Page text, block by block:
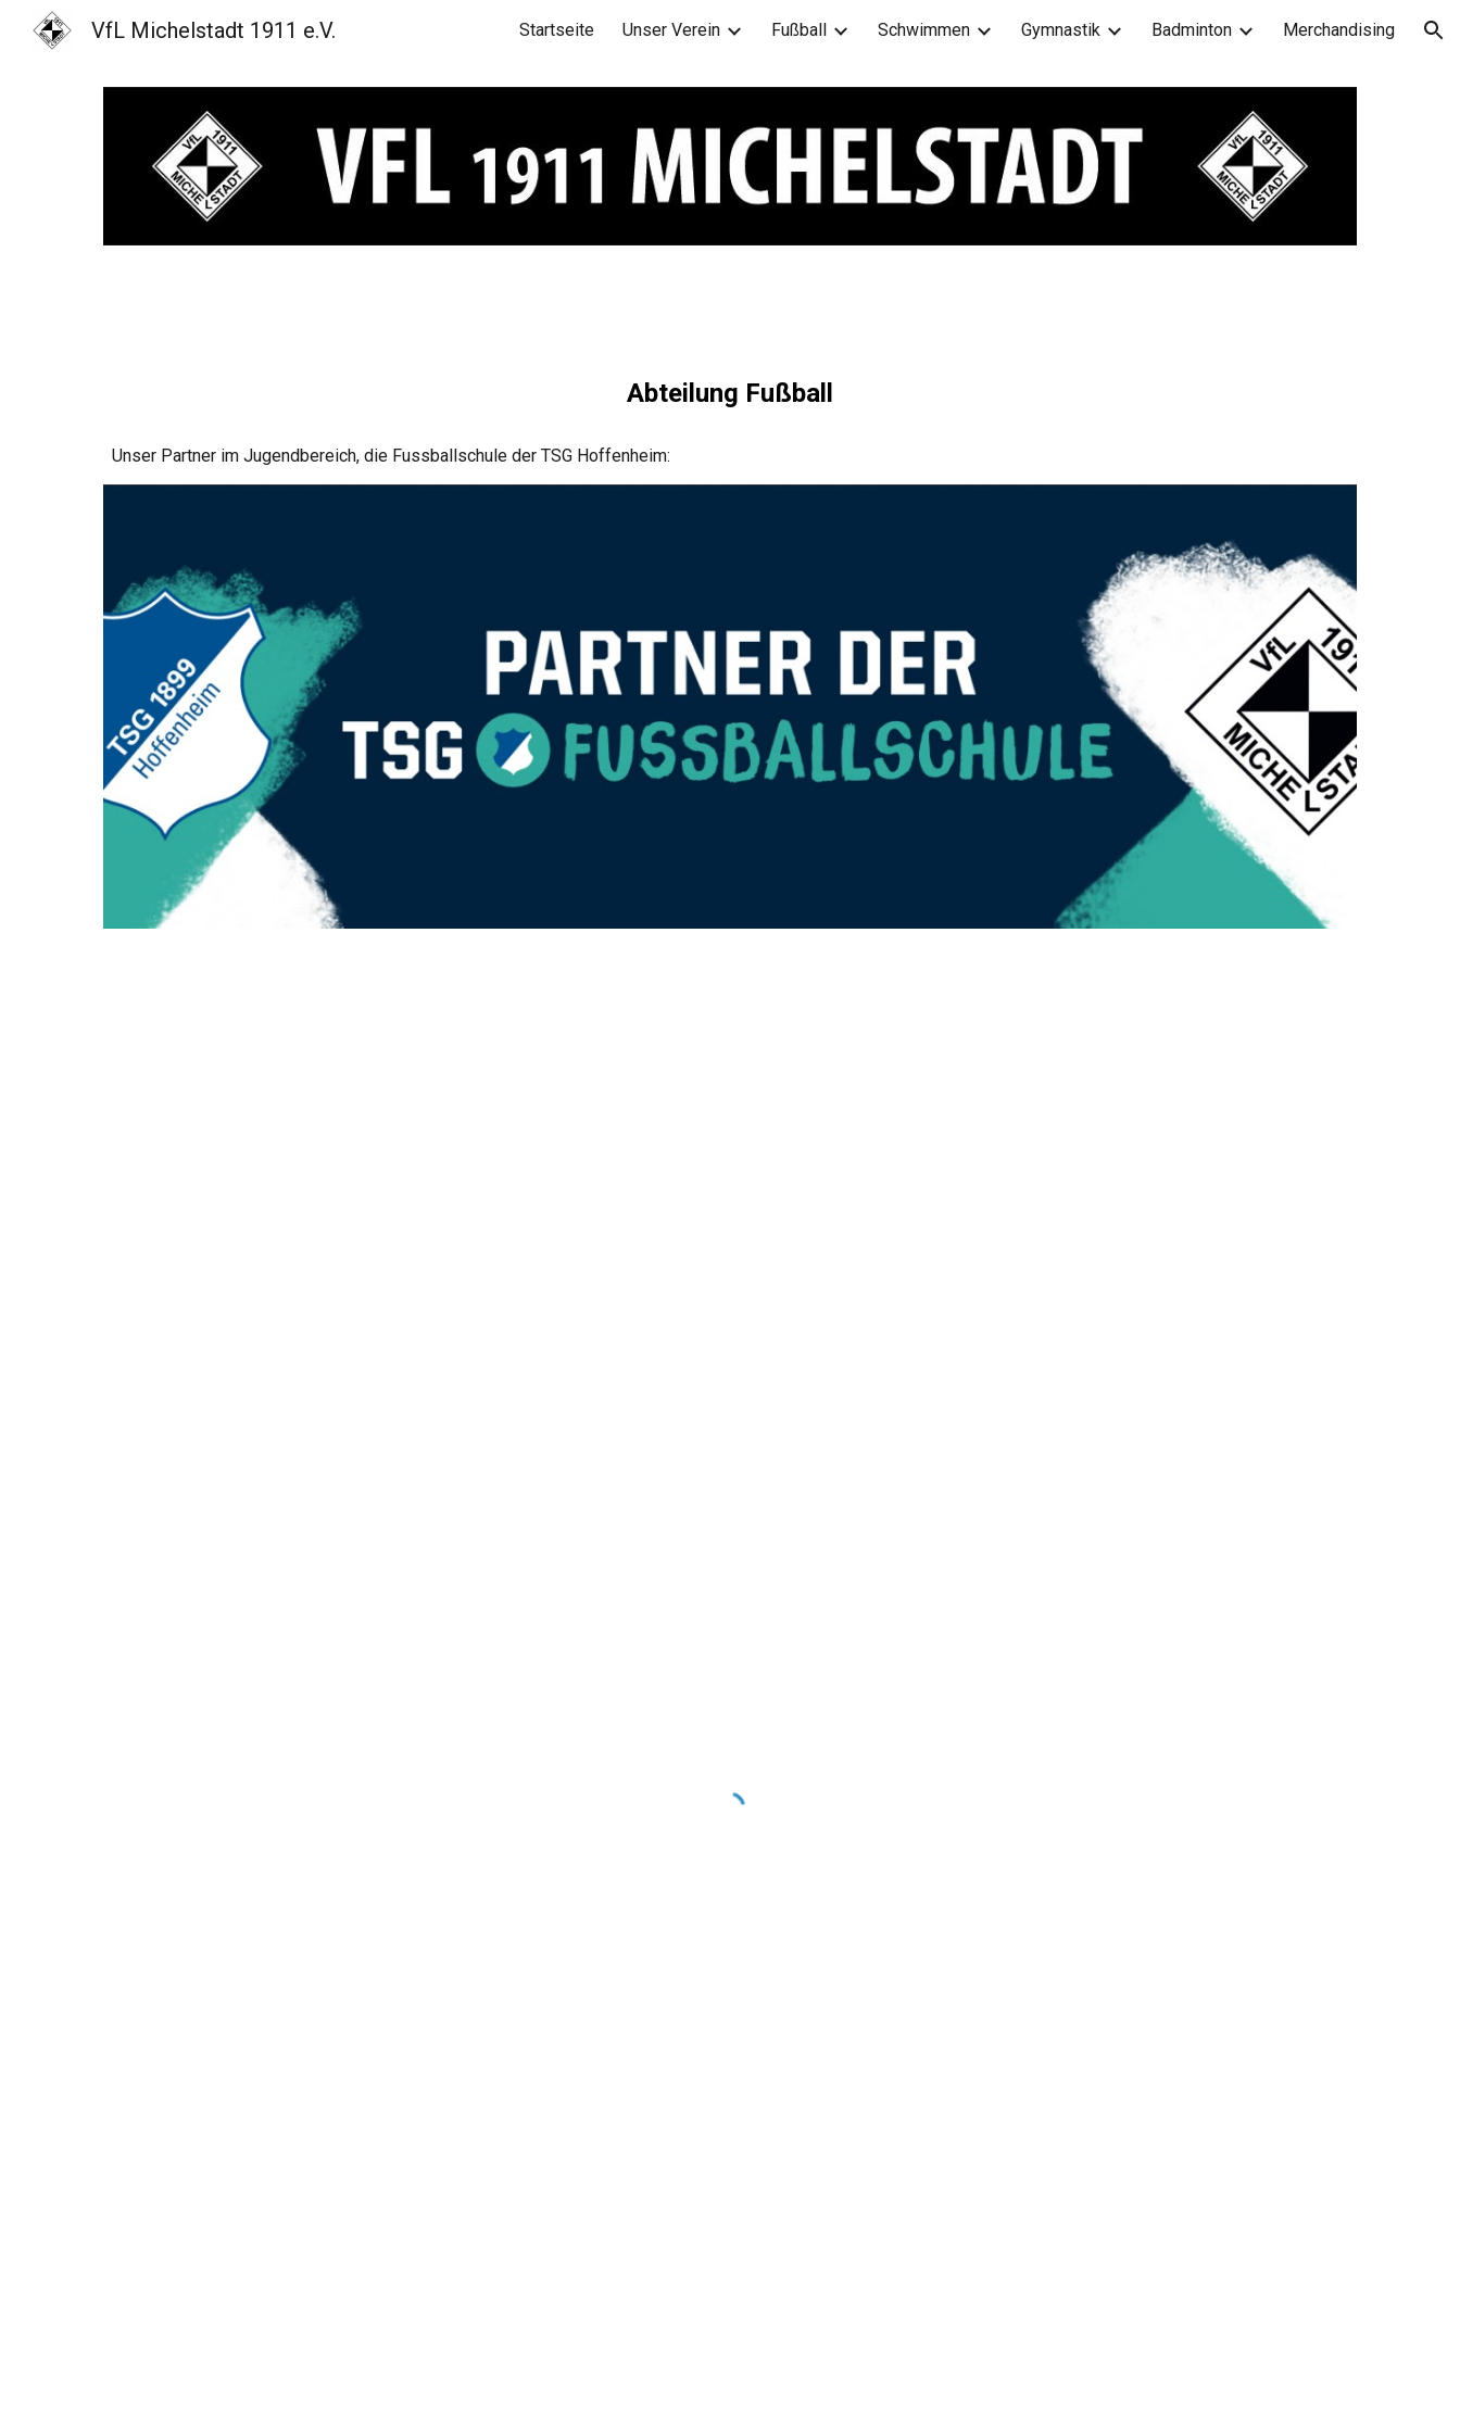
Skip to main content Skip to navigation
VfL Michelstadt 1911 e.V. Startseite Unser Verein Fußball Schwimmen Gymnastik Badminton Merchandising
Abteilung Fußball
Unser Partner im Jugendbereich, die Fussballschule der TSG Hoffenheim: